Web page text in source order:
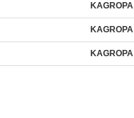
KAGROPA
KAGROPA
KAGROPA